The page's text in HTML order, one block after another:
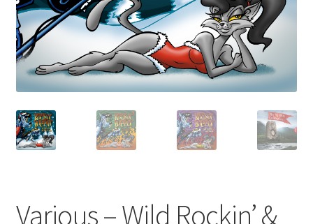
Checkout Kasse
My Account
AGB
Impressum
Various – Wild Rockin’ &